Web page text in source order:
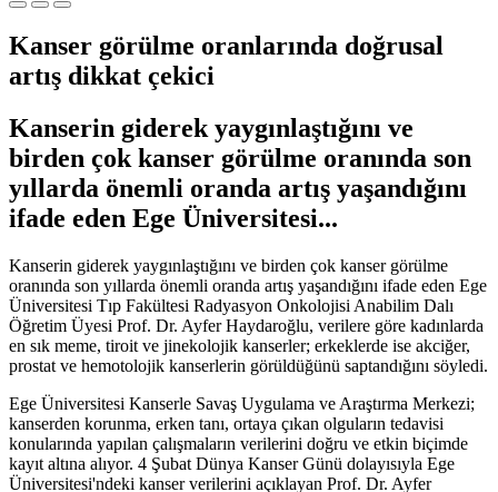
Kanser görülme oranlarında doğrusal
artış dikkat çekici
Kanserin giderek yaygınlaştığını ve
birden çok kanser görülme oranında son
yıllarda önemli oranda artış yaşandığını
ifade eden Ege Üniversitesi...
Kanserin giderek yaygınlaştığını ve birden çok kanser görülme
oranında son yıllarda önemli oranda artış yaşandığını ifade eden Ege
Üniversitesi Tıp Fakültesi Radyasyon Onkolojisi Anabilim Dalı
Öğretim Üyesi Prof. Dr. Ayfer Haydaroğlu, verilere göre kadınlarda
en sık meme, tiroit ve jinekolojik kanserler; erkeklerde ise akciğer,
prostat ve hemotolojik kanserlerin görüldüğünü saptandığını söyledi.
Ege Üniversitesi Kanserle Savaş Uygulama ve Araştırma Merkezi;
kanserden korunma, erken tanı, ortaya çıkan olguların tedavisi
konularında yapılan çalışmaların verilerini doğru ve etkin biçimde
kayıt altına alıyor. 4 Şubat Dünya Kanser Günü dolayısıyla Ege
Üniversitesi'ndeki kanser verilerini açıklayan Prof. Dr. Ayfer